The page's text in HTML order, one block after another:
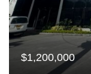
$1,200,000